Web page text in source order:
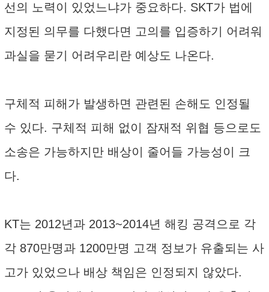
선의 노력이 있었느냐가 중요하다. SKT가 법에
지정된 의무를 다했다면 고의를 입증하기 어려워
과실을 묻기 어려우리란 예상도 나온다.
구체적 피해가 발생하면 관련된 손해도 인정될
수 있다. 구체적 피해 없이 잠재적 위협 등으로도
소송은 가능하지만 배상이 줄어들 가능성이 크
다.
KT는 2012년과 2013~2014년 해킹 공격으로 각
각 870만명과 1200만명 고객 정보가 유출되는 사
고가 있었으나 배상 책임은 인정되지 않았다.